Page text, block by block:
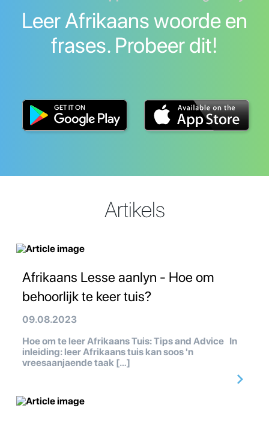
Leer Afrikaans woorde en
frases. Probeer dit!
Artikels
Afrikaans Lesse aanlyn - Hoe om
behoorlijk te keer tuis?
09.08.2023
Hoe om te leer Afrikaans Tuis: Tips and Advice In
inleiding: leer Afrikaans tuis kan soos 'n
vreesaanjaende taak […]